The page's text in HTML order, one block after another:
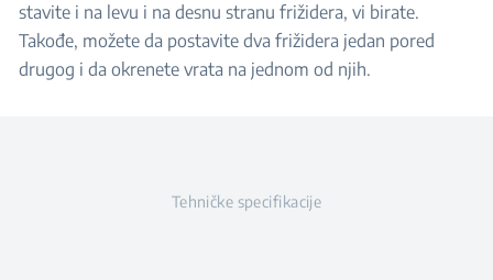
stavite i na levu i na desnu stranu frižidera, vi birate.
Takođe, možete da postavite dva frižidera jedan pored
drugog i da okrenete vrata na jednom od njih.
Tehničke specifikacije